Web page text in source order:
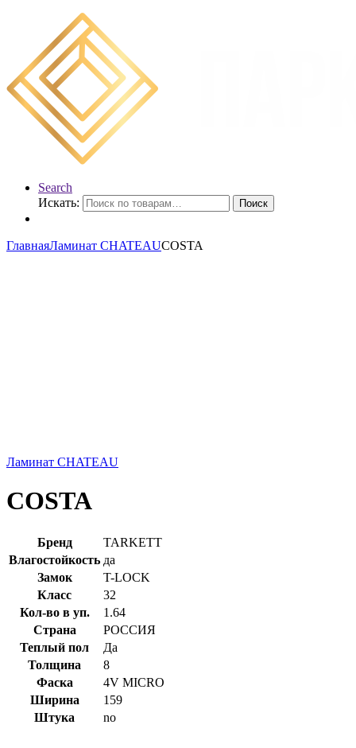
Search
Искать:
Поиск
ГлавнаяЛаминат CHATEAUCOSTA
Ламинат CHATEAU
COSTA
Бренд
TARKETT
Влагостойкость да
Замок
T-LOCK
Класс
32
Кол-во в уп.
1.64
Страна
РОССИЯ
Теплый пол
Да
Толщина
8
Фаска
4V MICRO
Ширина
159
Штука
no